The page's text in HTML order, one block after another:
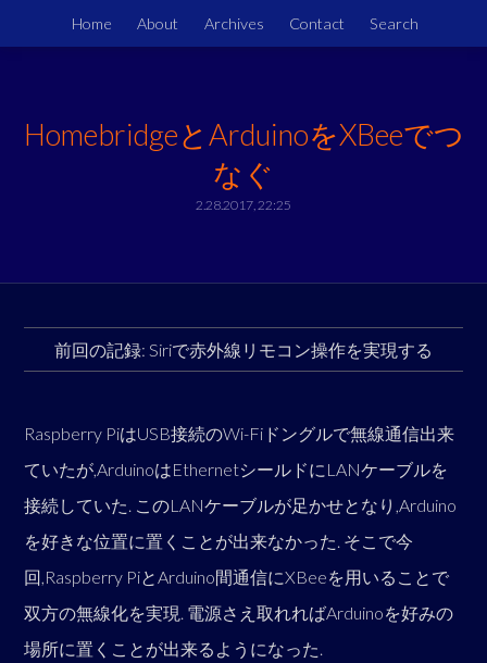
Home About Archives Contact Search
HomebridgeとArduinoをXBeeでつ
なぐ
2.28.2017, 22:25
前回の記録: Siriで赤外線リモコン操作を実現する
Raspberry PiはUSB接続のWi-Fiドングルで無線通信出来
ていたが,ArduinoはEthernetシールドにLANケーブルを
接続していた. このLANケーブルが足かせとなり,Arduino
を好きな位置に置くことが出来なかった. そこで今
回,Raspberry PiとArduino間通信にXBeeを用いることで
双方の無線化を実現. 電源さえ取れればArduinoを好みの
場所に置くことが出来るようになった.